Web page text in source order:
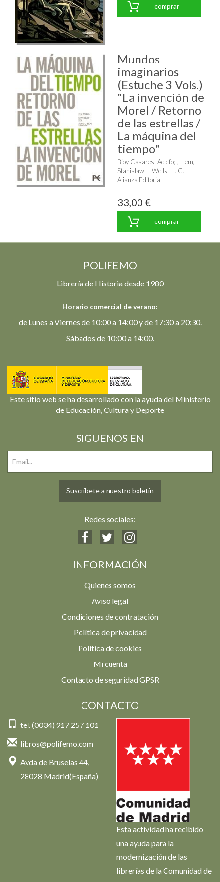
comprar
Mundos
imaginarios
(Estuche 3 Vols.)
"La invención de
Morel / Retorno
de las estrellas /
La máquina del
tiempo"
Bioy Casares, Adolfo;
Lem,
Stanislaw;
Wells, H. G.
Alianza Editorial
33,00 €
comprar
POLIFEMO
Librería de Historia desde 1980
Horario comercial de verano:
de Lunes a Viernes de 10:00 a 14:00 y de 17:30 a 20:30.
Sábados de 10:00 a 14:00.
Este sitio web se ha desarrollado con la ayuda del Ministerio
de Educación, Cultura y Deporte
SIGUENOS EN
Suscríbete a nuestro boletín
Redes sociales:
INFORMACIÓN
Quienes somos
Aviso legal
Condiciones de contratación
Política de privacidad
Política de cookies
Mi cuenta
Contacto de seguridad GPSR
CONTACTO
tel. (0034) 917 257 101
libros@polifemo.com
Avda de Bruselas 44,
28028 Madrid(España)
Esta actividad ha recibido
una ayuda para la
modernización de las
librerías de la Comunidad de